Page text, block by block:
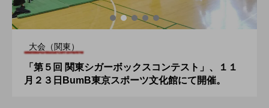
大会（関東）
「第５回 関東シガーボックスコンテスト」、１１
月２３日BumB東京スポーツ文化館にて開催。